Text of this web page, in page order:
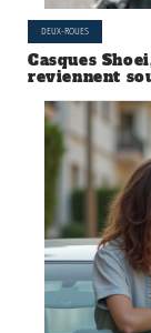
DEUX-ROUES
Casques
reviennent